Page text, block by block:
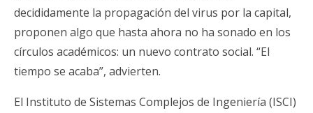
decididamente la propagación del virus por la capital,
proponen algo que hasta ahora no ha sonado en los
círculos académicos: un nuevo contrato social. “El
tiempo se acaba”, advierten.
El Instituto de Sistemas Complejos de Ingeniería (ISCI)